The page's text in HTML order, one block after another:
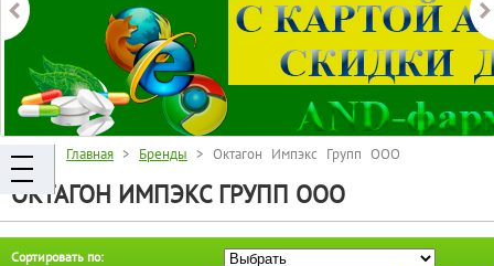
Главная > Бренды > Октагон Импэкс Групп ООО
ОКТАГОН ИМПЭКС ГРУПП ООО
Сортировать по: